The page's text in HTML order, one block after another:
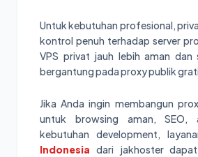
Untuk kebutuhan profesional,
kontrol penuh terhadap server
VPS privat jauh lebih aman dan
bergantung pada proxy publik
Jika Anda ingin membangun
untuk browsing aman, SEO,
kebutuhan development,
Indonesia dari jakhoster